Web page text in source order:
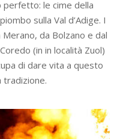
perfetto: le cime della
sulla Val d’Adige. I
da Bolzano e dal
(in in località Zuol)
di dare vita a questo